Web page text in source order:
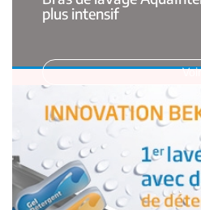
plus intensif